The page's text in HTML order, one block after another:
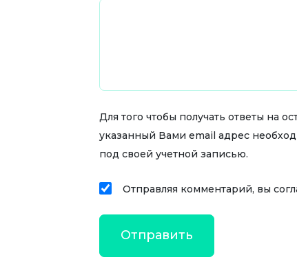
Для того чтобы получать ответы на
указанный Вами email адрес
под своей учетной записью.
Отправляя комментарий, вы